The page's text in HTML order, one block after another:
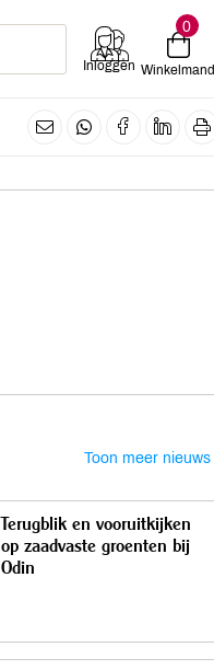
Inloggen
0
Winkelmand
Toon meer nieuws
Terugblik en vooruitkijken
op zaadvaste groenten bij
Odin